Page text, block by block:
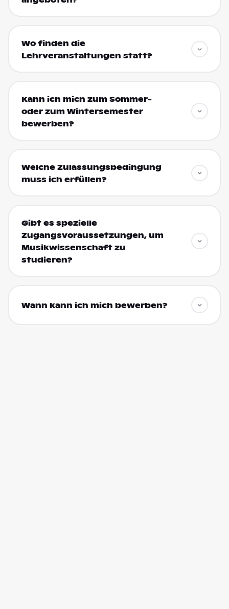
Wo finden die
Lehrveranstaltungen statt?
Kann ich mich zum Sommer-
oder zum Wintersemester
bewerben?
Welche Zulassungsbedingung
muss ich erfüllen?
Gibt es spezielle
Zugangsvoraussetzungen, um
Musikwissenschaft zu
studieren?
Wann kann ich mich bewerben?